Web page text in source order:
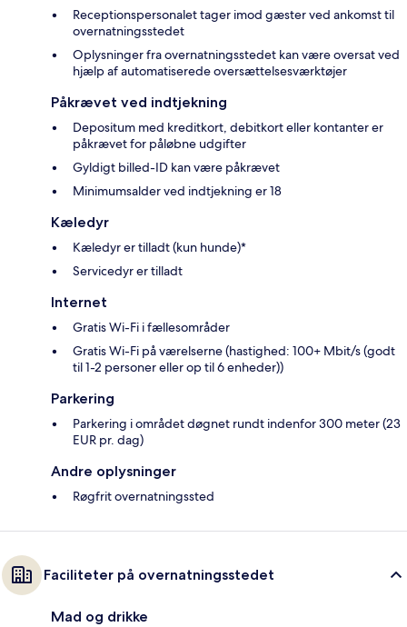
Receptionspersonalet tager imod gæster ved ankomst til
overnatningsstedet
Oplysninger fra overnatningsstedet kan være oversat ved
hjælp af automatiserede oversættelsesværktøjer
Påkrævet ved indtjekning
Depositum med kreditkort, debitkort eller kontanter er
påkrævet for påløbne udgifter
Gyldigt billed-ID kan være påkrævet
Minimumsalder ved indtjekning er 18
Kæledyr
Kæledyr er tilladt (kun hunde)*
Servicedyr er tilladt
Internet
Gratis Wi-Fi i fællesområder
Gratis Wi-Fi på værelserne (hastighed: 100+ Mbit/s (godt
til 1-2 personer eller op til 6 enheder))
Parkering
Parkering i området døgnet rundt indenfor 300 meter (23
EUR pr. dag)
Andre oplysninger
Røgfrit overnatningssted
Faciliteter på overnatningsstedet
Mad og drikke